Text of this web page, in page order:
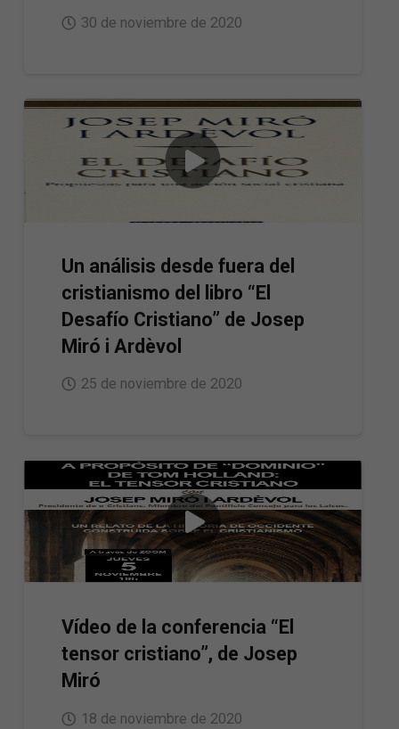
30 de noviembre de 2020
Un análisis desde fuera del
cristianismo del libro “El
Desafío Cristiano” de Josep
Miró i Ardèvol
25 de noviembre de 2020
Vídeo de la conferencia “El
tensor cristiano”, de Josep
Miró
18 de noviembre de 2020